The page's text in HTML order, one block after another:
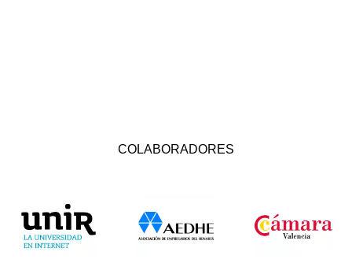
COLABORADORES